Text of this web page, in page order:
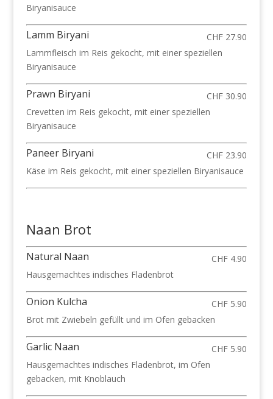
Biryanisauce
Lamm Biryani
CHF 27.90
Lammfleisch im Reis gekocht, mit einer speziellen
Biryanisauce
Prawn Biryani
CHF 30.90
Crevetten im Reis gekocht, mit einer speziellen
Biryanisauce
Paneer Biryani
CHF 23.90
Käse im Reis gekocht, mit einer speziellen Biryanisauce
Naan Brot
Natural Naan
CHF 4.90
Hausgemachtes indisches Fladenbrot
Onion Kulcha
CHF 5.90
Brot mit Zwiebeln gefüllt und im Ofen gebacken
Garlic Naan
CHF 5.90
Hausgemachtes indisches Fladenbrot, im Ofen
gebacken, mit Knoblauch